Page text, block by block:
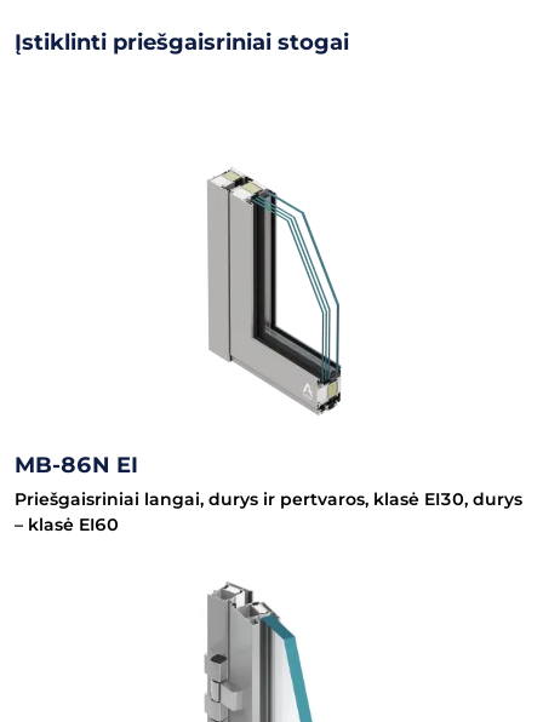
Įstiklinti priešgaisriniai stogai
MB-86N EI
Priešgaisriniai langai, durys ir pertvaros, klasė EI30, durys
– klasė EI60